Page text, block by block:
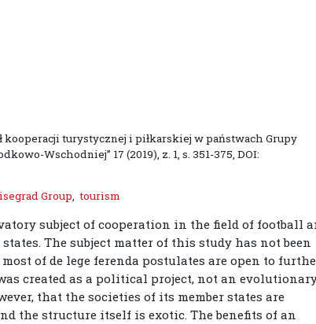
kooperacji turystycznej i piłkarskiej w państwach Grupy
Wschodniej” 17 (2019), z. 1, s. 351-375, DOI:
Group, tourism
subject of cooperation in the field of football
The subject matter of this study has not been
of de lege ferenda postulates are open to
created as a political project, not an
that the societies of its member states are
the structure itself is exotic. The benefits of an